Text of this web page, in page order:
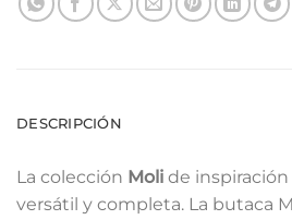
DESCRIPCIÓN
La colección Moli de
versátil y completa. La butaca